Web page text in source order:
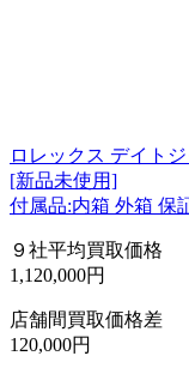
ロレックス デイト
[新品未使用]
付属品:内箱 外箱 保
９社平均買取価格
1,120,000円
店舗間買取価格差
120,000円